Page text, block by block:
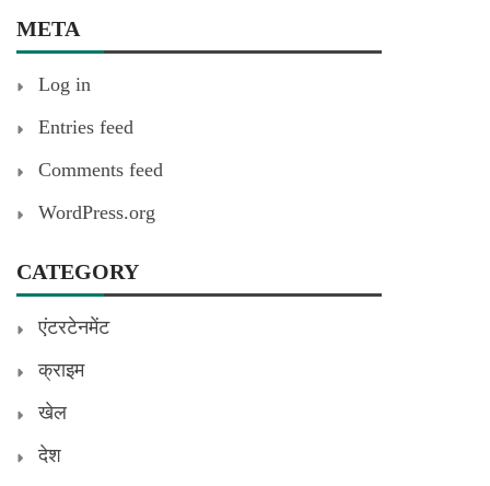
META
Log in
Entries feed
Comments feed
WordPress.org
CATEGORY
एंटरटेनमेंट
क्राइम
खेल
देश